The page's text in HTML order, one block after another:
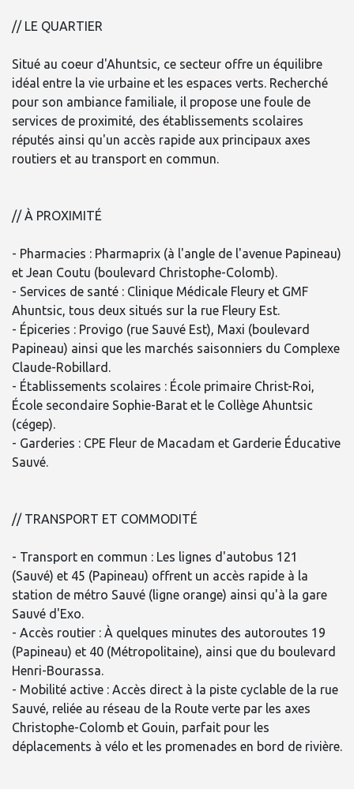
// LE QUARTIER
Situé au coeur d'Ahuntsic, ce secteur offre un équilibre
idéal entre la vie urbaine et les espaces verts. Recherché
pour son ambiance familiale, il propose une foule de
services de proximité, des établissements scolaires
réputés ainsi qu'un accès rapide aux principaux axes
routiers et au transport en commun.
// À PROXIMITÉ
- Pharmacies : Pharmaprix (à l'angle de l'avenue Papineau)
et Jean Coutu (boulevard Christophe-Colomb).
- Services de santé : Clinique Médicale Fleury et GMF
Ahuntsic, tous deux situés sur la rue Fleury Est.
- Épiceries : Provigo (rue Sauvé Est), Maxi (boulevard
Papineau) ainsi que les marchés saisonniers du Complexe
Claude-Robillard.
- Établissements scolaires : École primaire Christ-Roi,
École secondaire Sophie-Barat et le Collège Ahuntsic
(cégep).
- Garderies : CPE Fleur de Macadam et Garderie Éducative
Sauvé.
// TRANSPORT ET COMMODITÉ
- Transport en commun : Les lignes d'autobus 121
(Sauvé) et 45 (Papineau) offrent un accès rapide à la
station de métro Sauvé (ligne orange) ainsi qu'à la gare
Sauvé d'Exo.
- Accès routier : À quelques minutes des autoroutes 19
(Papineau) et 40 (Métropolitaine), ainsi que du boulevard
Henri-Bourassa.
- Mobilité active : Accès direct à la piste cyclable de la rue
Sauvé, reliée au réseau de la Route verte par les axes
Christophe-Colomb et Gouin, parfait pour les
déplacements à vélo et les promenades en bord de rivière.